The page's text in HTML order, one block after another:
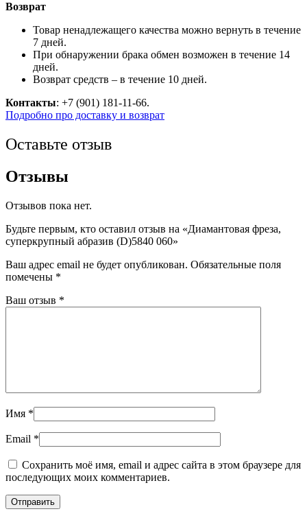
Возврат
Товар ненадлежащего качества можно вернуть в течение
7 дней.
При обнаружении брака обмен возможен в течение 14
дней.
Возврат средств – в течение 10 дней.
Контакты: +7 (901) 181-11-66.
Подробно про доставку и возврат
Оставьте отзыв
Отзывы
Отзывов пока нет.
Будьте первым, кто оставил отзыв на «Диамантовая фреза,
суперкрупный абразив (D)5840 060»
Ваш адрес email не будет опубликован. Обязательные поля
помечены *
Ваш отзыв *
Имя *
Email *
Сохранить моё имя, email и адрес сайта в этом браузере для
последующих моих комментариев.